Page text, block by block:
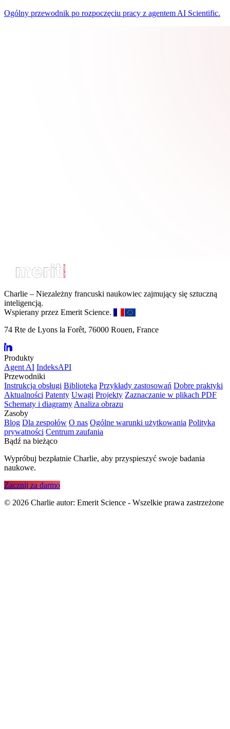
Ogólny przewodnik po rozpoczęciu pracy z agentem AI Scientific.
Charlie – Niezależny francuski naukowiec zajmujący się sztuczną
inteligencją.
Wspierany przez Emerit Science.
74 Rte de Lyons la Forêt, 76000 Rouen, France
Produkty
Agent AI IndeksAPI
Przewodniki
Instrukcja obsługi Biblioteka Przykłady zastosowań Dobre praktyki
Aktualności Patenty Uwagi Projekty Zaznaczanie w plikach PDF
Schematy i diagramy Analiza obrazu
Zasoby
Blog Dla zespołów O nas Ogólne warunki użytkowania Polityka
prywatności Centrum zaufania
Bądź na bieżąco
Wypróbuj bezpłatnie Charlie, aby przyspieszyć swoje badania
naukowe.
Zacznij za darmo
© 2026 Charlie autor: Emerit Science - Wszelkie prawa zastrzeżone